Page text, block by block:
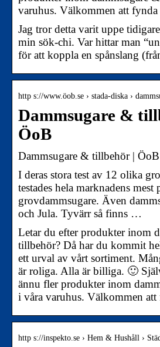
varuhus. Välkommen att
Jag tror detta varit uppe
min sök-chi. Var hittar man
för att koppla en spånslang
http s://www.öob.se › stada-diska ›
Dammsugare &
ÖoB
Dammsugare & tillbehör | ÖoB
I deras stora test av 12 olika
testades hela marknadens mest
grovdammsugare. Även
och Jula. Tyvärr så finns …
Letar du efter produkter inom
tillbehör? Då har du kommit
ett urval av vårt sortiment.
är roliga. Alla är billiga. 🙂
ännu fler produkter inom
i våra varuhus. Välkommen
http s://inspekto.se › Hem & Hushåll ›